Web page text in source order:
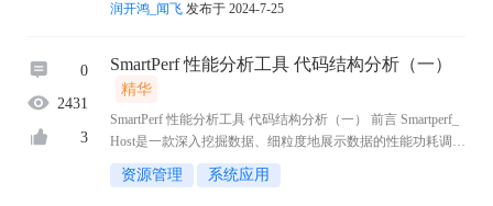
润开鸿_闻飞 发布于 2024-7-25
0
2431
3
SmartPerf 性能分析工具 代码结构分析（一）
精华
SmartPerf 性能分析工具 代码结构分析（一） 前言 Smartperf_
Host是一款深入挖掘数据、细粒度地展示数据的性能功耗调优
工具，旨在为开发者提供一套性能调优平台，支持对CPU调
度、频点、进程线程时间片、堆内存、帧率 ...
资源管理 系统应用